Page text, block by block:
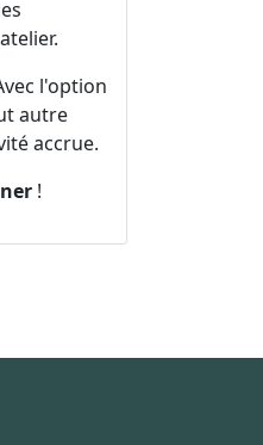
l'option
autre
accrue.
!